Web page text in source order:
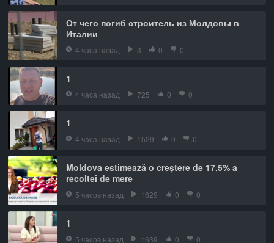
От чего погиб строитель из Молдовы в
Италии
4 часа назад 3 0 0
1
4 часа назад 725 0 0
1
4 часа назад 1529 0 0
Moldova estimează o creștere de 17,5% a
recoltei de mere
5 часов назад 1629 0 0
1
5 часов назад 1639 0 0